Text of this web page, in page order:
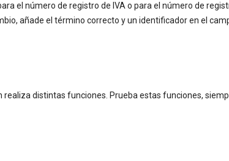
el número de registro de IVA o para el número de
añade el término correcto y un identificador en el
distintas funciones. Prueba estas funciones,